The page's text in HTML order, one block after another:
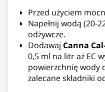
Przed użyciem
Napełnij wodą (20-
odżywcze.
Dodawaj Canna
0,5 ml na litr aż EC
powierzchnię wody
zalecane składniki